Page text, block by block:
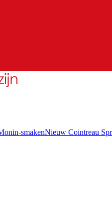
smakenNieuw Cointreau